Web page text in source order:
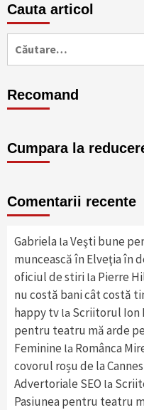
Cauta articol
după:
Recomand
Cumpara la
Comentarii recente
Gabriela la Veşti bune
muncească în Elveţia în
oficiul de stiri la Pierre
nu costă bani cât costă
happy tv la Scriitorul Ion
pentru teatru mă arde
Feminine la Românca
covorul roșu de la
Advertoriale SEO la
Pasiunea pentru teatru